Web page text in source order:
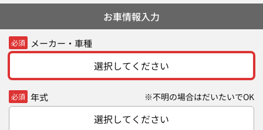
お車情報入力
必須 メーカー・車種
選択してください
必須 年式 ※不明の場合はだいたいでOK
選択してください